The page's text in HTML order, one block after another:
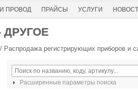
ПРОВОД ПРАЙСЫ УСЛУГИ
ДРУГОЕ
/ Распродажа регистрирующих приборов и
Расширенные параметры поиска